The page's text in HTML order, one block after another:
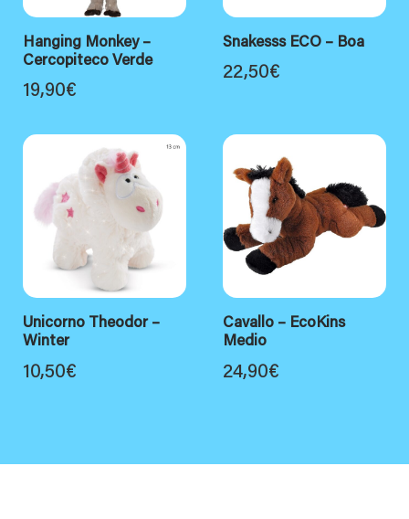
Hanging Monkey –
Cercopiteco Verde
19,90€
Snakesss ECO – Boa
22,50€
Unicorno Theodor –
Winter
10,50€
Cavallo – EcoKins
Medio
24,90€